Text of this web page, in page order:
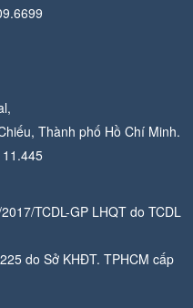
Thành phố Hồ Chí Minh.
TCDL-GP LHQT do TCDL
do Sở KHĐT. TPHCM cấp